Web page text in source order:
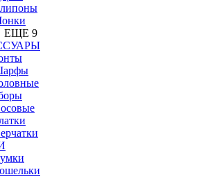
ЕЩЕ 9